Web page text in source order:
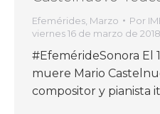
Efemérides Marzo Por
viernes 16 de marzo de 2018
#EfemérideSonora El
muere Mario
compositor y pianista